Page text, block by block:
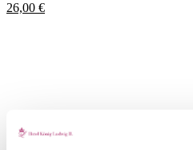
26,00 €